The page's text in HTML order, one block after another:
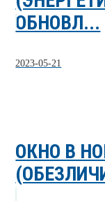
ОБНОВЛ...
2023-05-21
ОКНО В